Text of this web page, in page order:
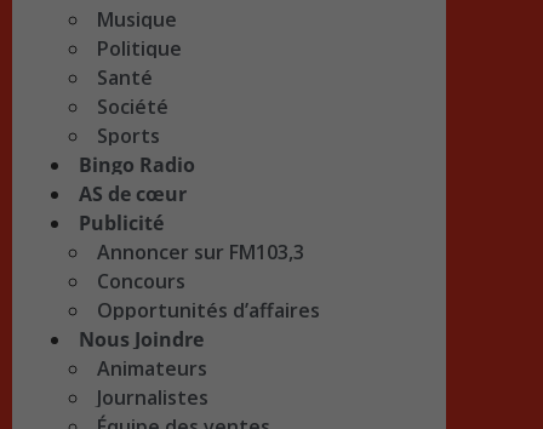
Musique
Politique
Santé
Société
Sports
Bingo Radio
AS de cœur
Publicité
Annoncer sur FM103,3
Concours
Opportunités d’affaires
Nous Joindre
Animateurs
Journalistes